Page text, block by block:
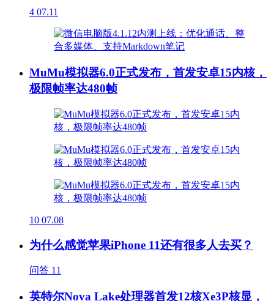
4 07.11
MuMu模拟器6.0正式发布，首发安卓15内核，
极限帧率达480帧
10 07.08
为什么感觉苹果iPhone 11还有很多人去买？
问答 11
英特尔Nova Lake处理器首发12核Xe3P核显，